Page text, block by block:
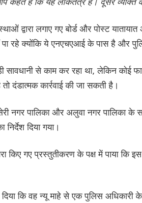
द्वारा लगाए गए बोर्ड और पोस्ट
पा रहे क्योंकि ये एनएचएआई के पास है और
सावधानी से काम कर रहा था, लेकिन कोई
दंडात्मक कार्रवाई की जा सकती है।
नगर पालिका और अलुवा नगर पालिका के
दिया गया।
किए गए प्रस्तुतीकरण के पक्ष में पाया कि
कि वह न्यू माहे से एक पुलिस